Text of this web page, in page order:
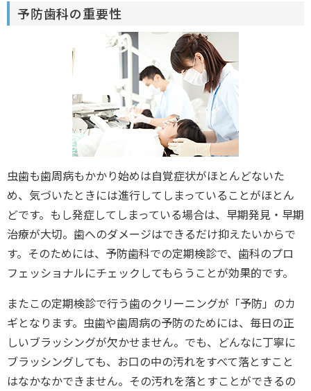
予防歯科の重要性
虫歯も歯周病もかかり始めは自覚症状がほとんどないた
め、気づいたときには進行してしまっていることがほとん
どです。もし発症してしまっている場合は、早期発見・早期
治療が大切。歯へのダメージはできるだけ抑えたいからで
す。そのためには、予防歯科での定期検診で、歯科のプロ
フェッショナルにチェックしてもらうことが効果的です。
またこの定期検診で行う歯のクリーニングが「予防」のカ
ギとなります。虫歯や歯周病の予防のためには、毎日の正
しいブラッシングが欠かせません。でも、どんなに丁寧に
ブラッシングしても、お口の中の汚れをすべて落とすこと
はなかなかできません。その汚れを落とすことができるの